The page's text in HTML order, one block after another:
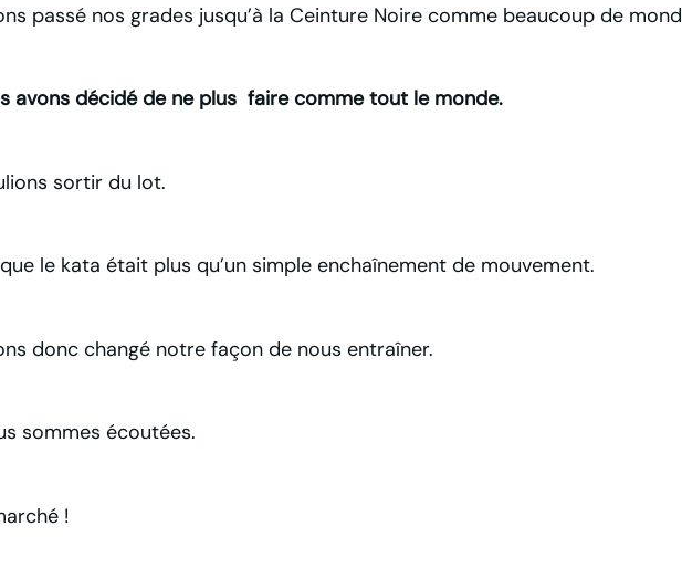
passé nos grades jusqu’à la Ceinture Noire comme beaucoup de
avons décidé de ne plus faire comme tout le monde.
sortir du lot.
le kata était plus qu’un simple enchaînement de mouvement.
donc changé notre façon de nous entraîner.
sommes écoutées.
!